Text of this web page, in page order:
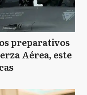
preparativos
Aérea, este